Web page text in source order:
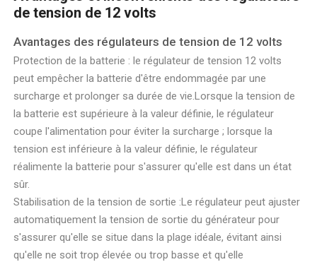
de tension de 12 volts
Avantages des régulateurs de tension de 12 volts
Protection de la batterie : le régulateur de tension 12 volts
peut empêcher la batterie d'être endommagée par une
surcharge et prolonger sa durée de vie.Lorsque la tension de
la batterie est supérieure à la valeur définie, le régulateur
coupe l'alimentation pour éviter la surcharge ; lorsque la
tension est inférieure à la valeur définie, le régulateur
réalimente la batterie pour s'assurer qu'elle est dans un état
sûr.
Stabilisation de la tension de sortie :Le régulateur peut ajuster
automatiquement la tension de sortie du générateur pour
s'assurer qu'elle se situe dans la plage idéale, évitant ainsi
qu'elle ne soit trop élevée ou trop basse et qu'elle